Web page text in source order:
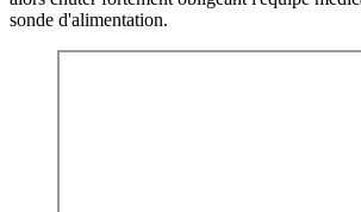
sonde d'alimentation.